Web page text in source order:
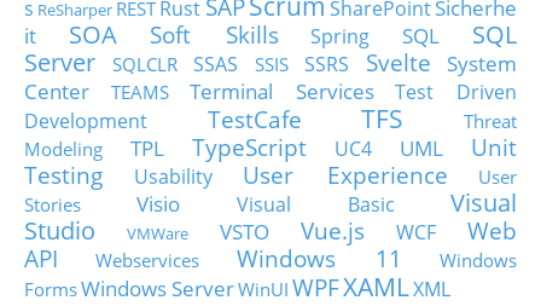
s ReSharper RESTRust SAP SharePointSicherhe
it
SOA Soft Skills Spring SQL
SQL
Server
SQLCLR SSAS SSIS SSRS Svelte
System
Center
TEAMS Terminal Services
Test Driven
Development
TestCafe TFS
Threat
Modeling
TPL TypeScript UC4 UML
Unit
Testing
Usability User Experience
User
Stories
Visio Visual Basic
Visual
Studio
VMWare VSTO Vue.js WCF
Web
API
Webservices Windows 11
Windows
FormsWindows ServerWinUI WPFXAMLXML